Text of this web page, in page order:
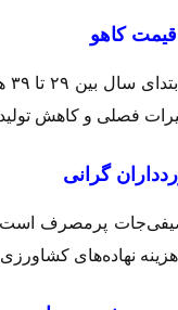
کاهو
فصلی و کاهش
گرانی
نهاده‌های